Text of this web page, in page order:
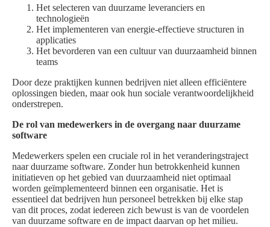
Het selecteren van duurzame leveranciers en
technologieën
Het implementeren van energie-effectieve structuren in
applicaties
Het bevorderen van een cultuur van duurzaamheid binnen
teams
Door deze praktijken kunnen bedrijven niet alleen efficiëntere
oplossingen bieden, maar ook hun sociale verantwoordelijkheid
onderstrepen.
De rol van medewerkers in de overgang naar duurzame
software
Medewerkers spelen een cruciale rol in het veranderingstraject
naar duurzame software. Zonder hun betrokkenheid kunnen
initiatieven op het gebied van duurzaamheid niet optimaal
worden geïmplementeerd binnen een organisatie. Het is
essentieel dat bedrijven hun personeel betrekken bij elke stap
van dit proces, zodat iedereen zich bewust is van de voordelen
van duurzame software en de impact daarvan op het milieu.